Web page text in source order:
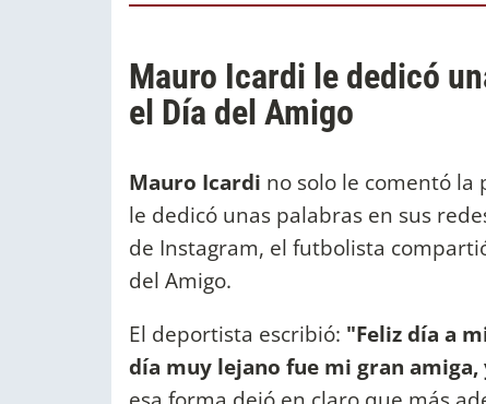
Mauro Icardi le dedicó
el Día del Amigo
Mauro Icardi no solo le comentó la
le dedicó unas palabras en sus
de Instagram, el futbolista
del Amigo.
El deportista escribió: "Feliz día a
día muy lejano fue mi gran